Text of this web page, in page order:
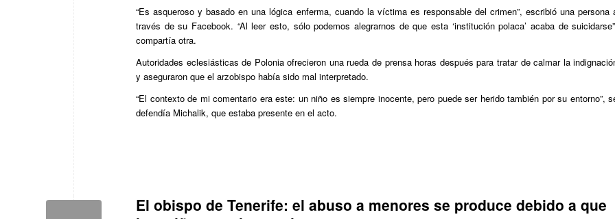
“Es asqueroso y basado en una lógica enferma, cuando la víctima es responsable del crimen”, escribió una persona
través de su Facebook. “Al leer esto, sólo podemos alegrarnos de que esta ‘institución polaca’ acaba de
compartía otra.
Autoridades eclesiásticas de Polonia ofrecieron una rueda de prensa horas después para tratar de calmar la
y aseguraron que el arzobispo había sido mal interpretado.
“El contexto de mi comentario era este: un niño es siempre inocente, pero puede ser herido también por su entorno”,
defendía Michalik, que estaba presente en el acto.
El obispo de Tenerife: el abuso a menores se produce debido a que